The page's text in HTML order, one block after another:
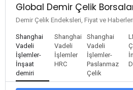
Global Demir Çelik
Demir Çelik Endeksleri, Fiyat ve Haberleri
Shanghai
Vadeli
İşlemler-
İnşaat
demiri
Shanghai
Vadeli
İşlemler
HRC
Shanghai
Vadeli
İşlemler-
Paslanmaz
Çelik